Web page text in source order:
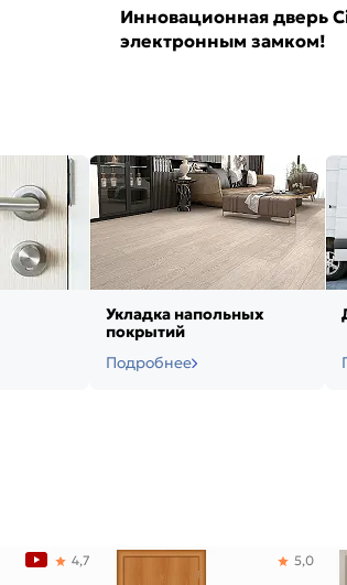
Инновационная дверь
электронным замком!
Укладка напольных
покрытий
Подробнее
4,7 5,0